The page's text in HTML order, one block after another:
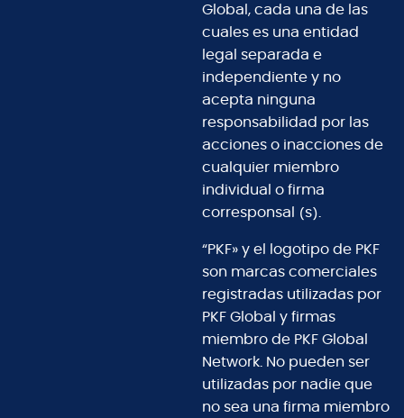
Global, cada una de las
cuales es una entidad
legal separada e
independiente y no
acepta ninguna
responsabilidad por las
acciones o inacciones de
cualquier miembro
individual o firma
corresponsal (s).
“PKF» y el logotipo de PKF
son marcas comerciales
registradas utilizadas por
PKF Global y firmas
miembro de PKF Global
Network. No pueden ser
utilizadas por nadie que
no sea una firma miembro